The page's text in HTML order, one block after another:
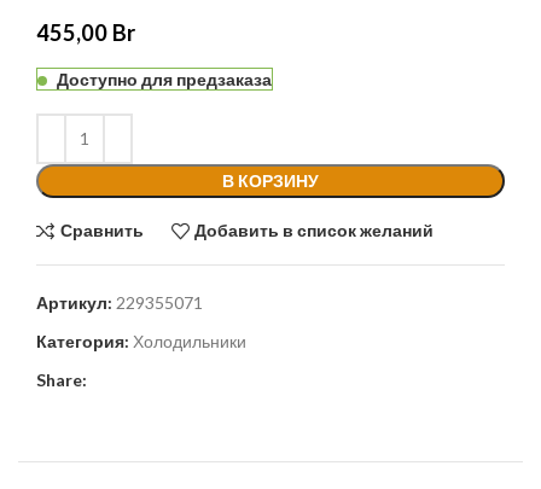
455,00 Br
Доступно для предзаказа
В КОРЗИНУ
Сравнить Добавить в список желаний
Артикул: 229355071
Категория: Холодильники
Share: